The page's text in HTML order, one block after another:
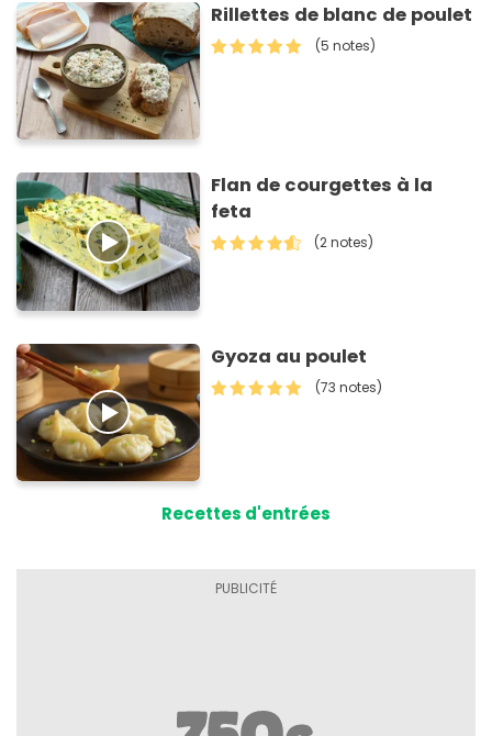
Rillettes de blanc de poulet
(5 notes)
Flan de courgettes à la
feta
(2 notes)
Gyoza au poulet
(73 notes)
Recettes d'entrées